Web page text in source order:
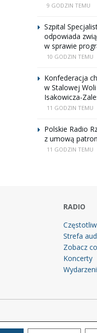
9 GODZIN TEMU
Szpital
odpowiada
w sprawie
10 GODZIN TEMU
Konfederacja
w Stalowej Woli
Isakowicza-
11 GODZIN TEMU
Polskie Radio
z umową
11 GODZIN TEMU
RADIO
Strefa
Zobacz
Koncerty